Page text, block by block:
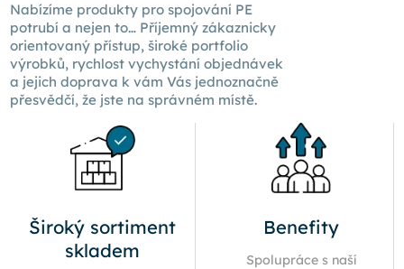
Nabízíme produkty pro spojování PE
potrubí a nejen to… Příjemný zákaznicky
orientovaný přístup, široké portfolio
výrobků, rychlost vychystání objednávek
a jejich doprava kvám Vás jednoznačně
přesvědčí, že jste na správném místě.
Široký sortiment
skladem
Benefity
Spolupráce s naší